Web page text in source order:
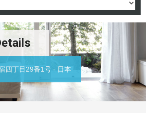
四丁目29番1号 - 日本